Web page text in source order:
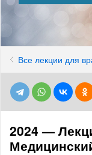
Все лекции для
2024 —